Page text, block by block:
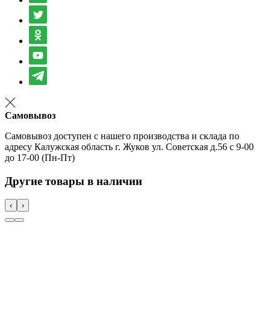
Самовывоз
Самовывоз доступен с нашего производства и склада по
адресу Калужская область г. Жуков ул. Советская д.56 с 9-00
до 17-00 (Пн-Пт)
Другие товары в наличии
‹ ›